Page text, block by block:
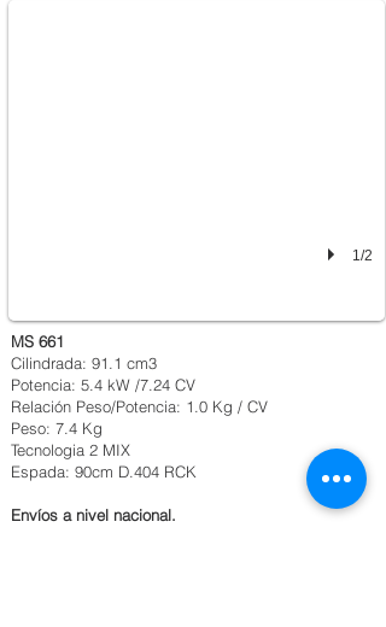
1/2
MS 661
Cilindrada: 91.1 cm3
Potencia: 5.4 kW /7.24 CV
Relación Peso/Potencia: 1.0 Kg / CV
Peso: 7.4 Kg
Tecnologia 2 MIX
Espada: 90cm D.404 RCK
Envíos a nivel nacional.